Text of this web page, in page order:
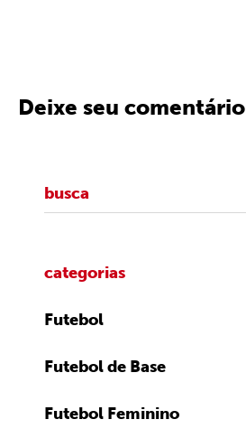
Deixe seu comentário
categorias
Futebol
Futebol de Base
Futebol Feminino